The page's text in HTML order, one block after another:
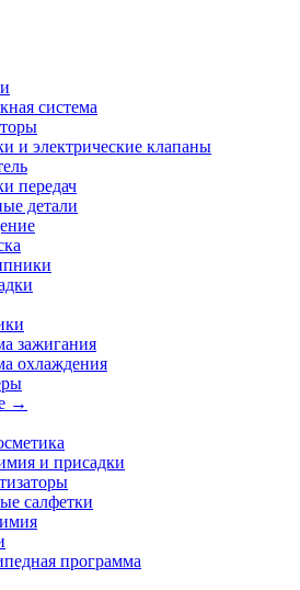
система
и электрические клапаны
передач
детали
зажигания
охлаждения
→
и присадки
салфетки
программа